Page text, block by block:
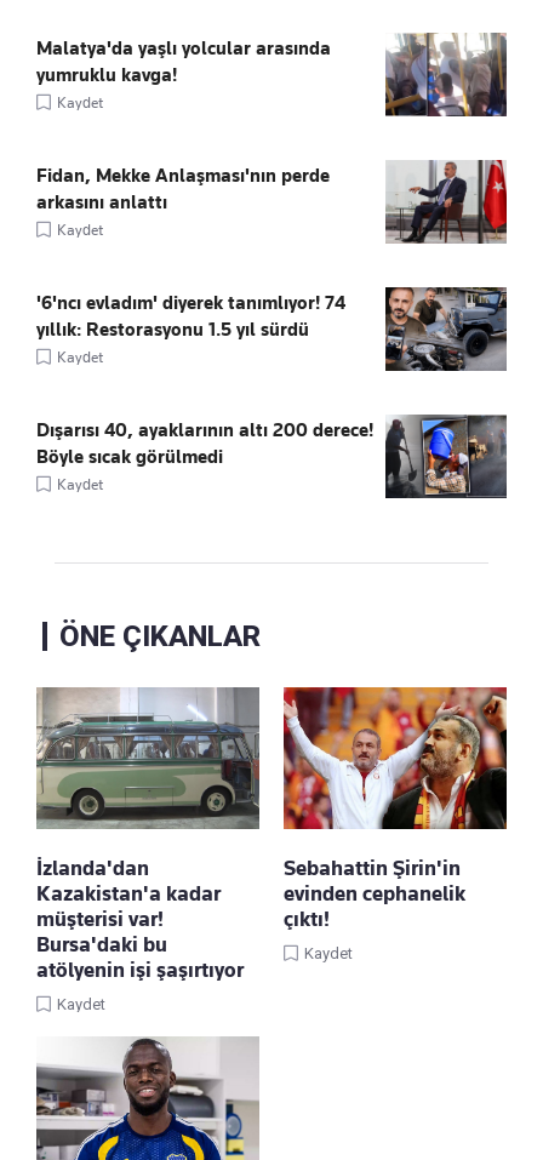
Malatya'da yaşlı yolcular arasında
yumruklu kavga!
Kaydet
Fidan, Mekke Anlaşması'nın perde
arkasını anlattı
Kaydet
'6'ncı evladım' diyerek tanımlıyor! 74
yıllık: Restorasyonu 1.5 yıl sürdü
Kaydet
Dışarısı 40, ayaklarının altı 200 derece!
Böyle sıcak görülmedi
Kaydet
ÖNE ÇIKANLAR
İzlanda'dan
Kazakistan'a kadar
müşterisi var!
Bursa'daki bu
atölyenin işi şaşırtıyor
Kaydet
Sebahattin Şirin'in
evinden cephanelik
çıktı!
Kaydet